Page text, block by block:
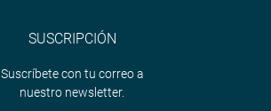
SUSCRIPCIÓN
Suscríbete con tu correo a
nuestro newsletter.